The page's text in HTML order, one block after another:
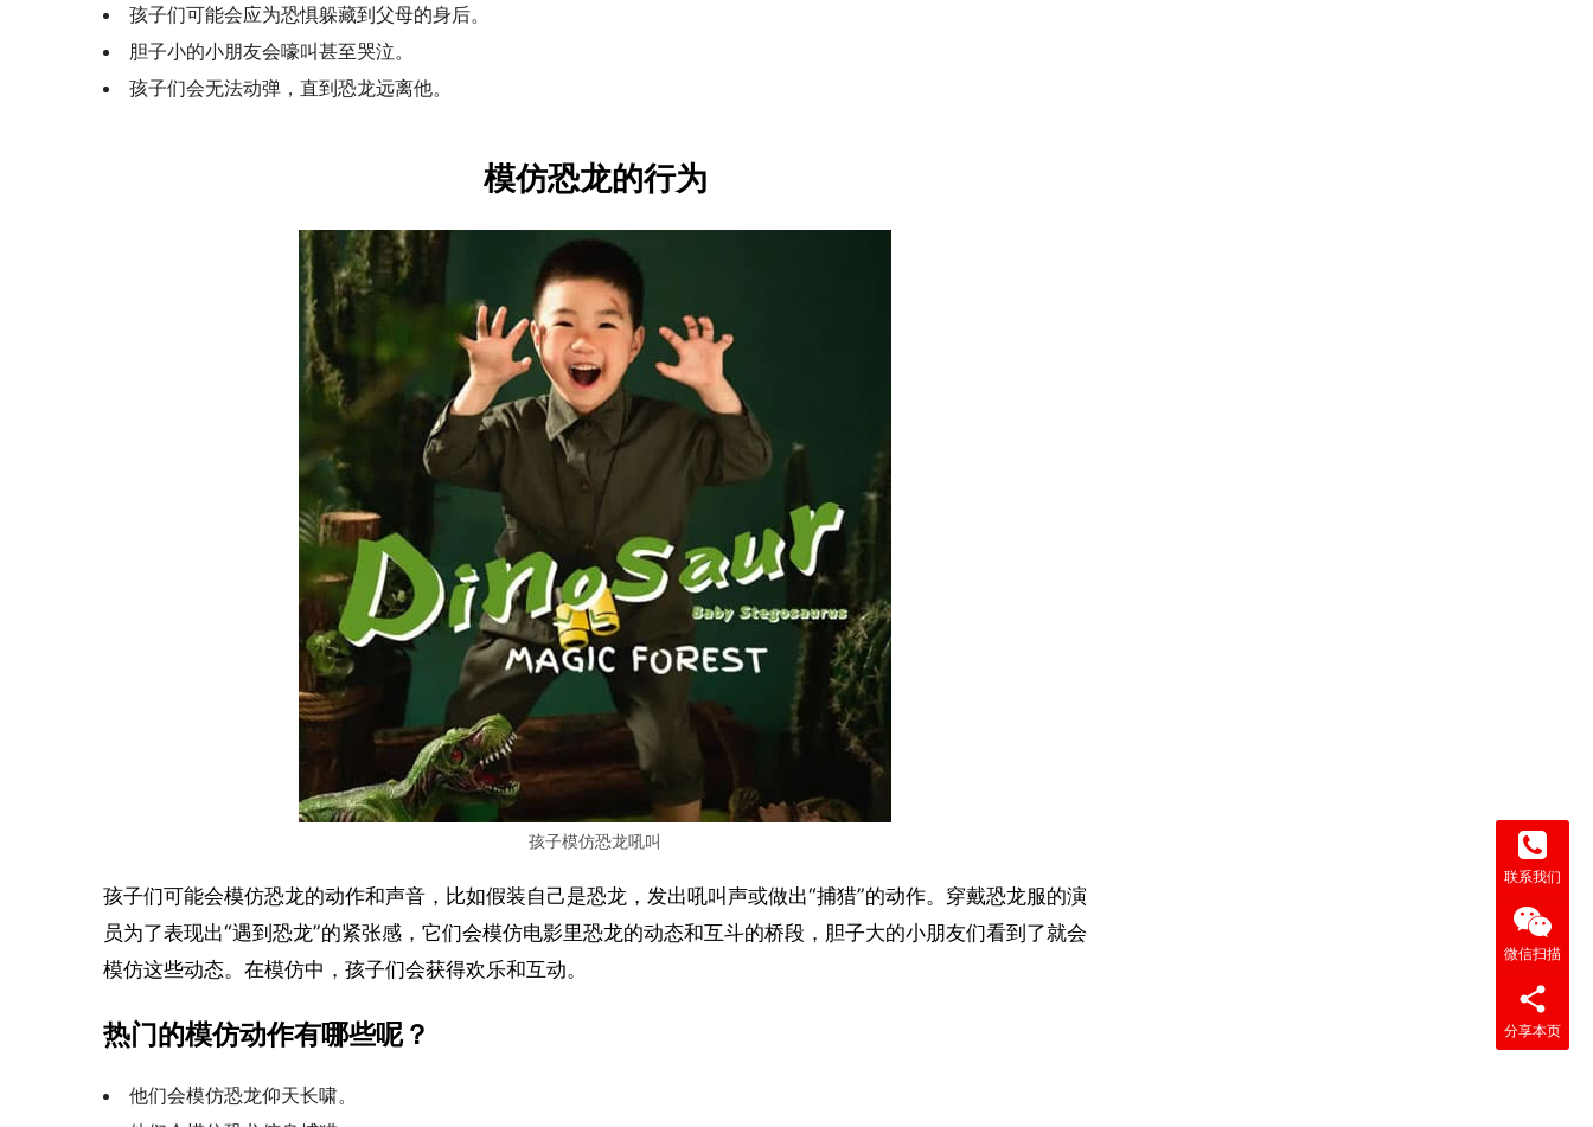
孩子们可能会应为恐惧躲藏到父母的身后。
胆子小的小朋友会嚎叫甚至哭泣。
孩子们会无法动弹，直到恐龙远离他。
模仿恐龙的行为
孩子模仿恐龙吼叫
孩子们可能会模仿恐龙的动作和声音，比如假装自己是恐龙，发出吼叫声或做出“捕猎”的动作。穿戴恐龙服的演
员为了表现出“遇到恐龙”的紧张感，它们会模仿电影里恐龙的动态和互斗的桥段，胆子大的小朋友们看到了就会
模仿这些动态。在模仿中，孩子们会获得欢乐和互动。
热门的模仿动作有哪些呢？
他们会模仿恐龙仰天长啸。
联系我们
微信扫描
分享本页